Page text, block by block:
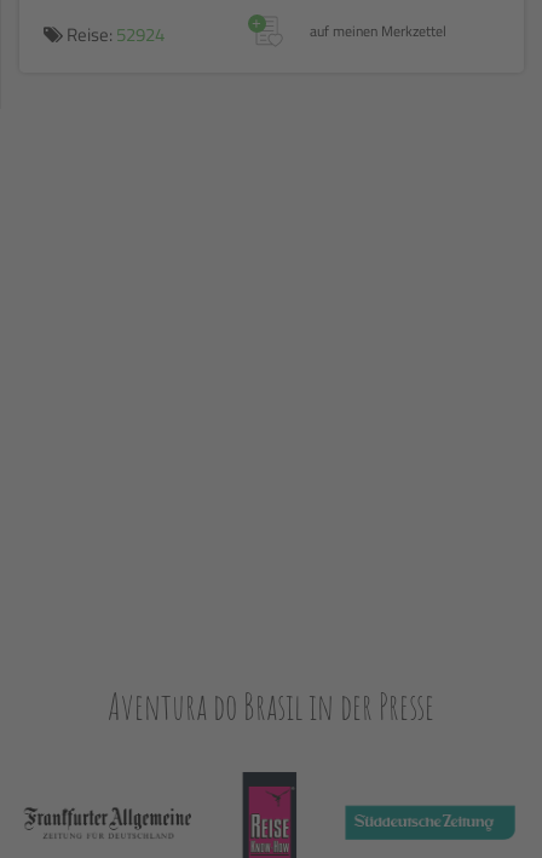
Reise: 52924 auf meinen Merkzettel
+
Aventura do Brasil in der Presse